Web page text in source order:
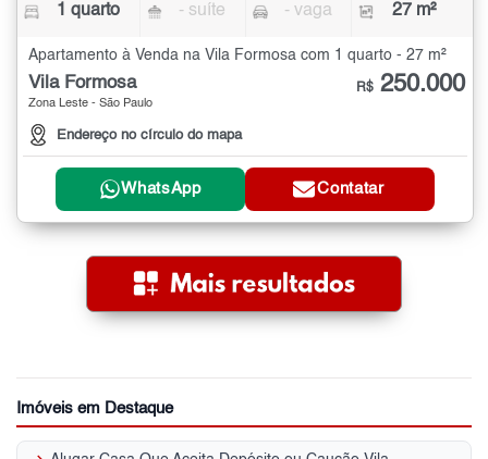
1 quarto - suíte - vaga 27 m²
Apartamento à Venda na Vila Formosa com 1 quarto - 27 m²
Vila Formosa
Zona Leste - São Paulo
Endereço no círculo do mapa
R$ 250.000
WhatsApp Contatar
Imóveis em Destaque